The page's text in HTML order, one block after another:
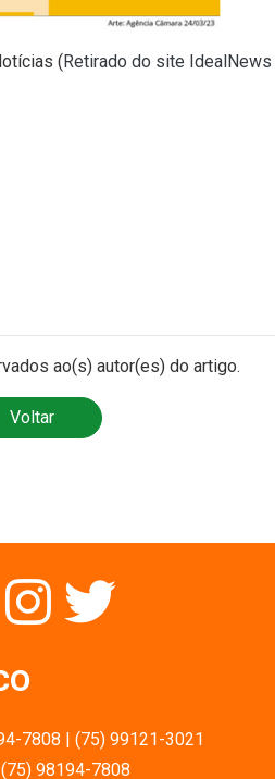
(Retirado do site IdealNews
ao(s) autor(es) do artigo.
Voltar
7808 | (75) 99121-3021
98194-7808